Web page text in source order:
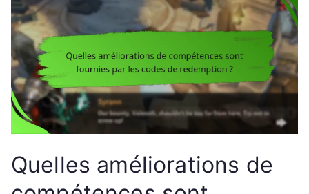
Quelles améliorations de